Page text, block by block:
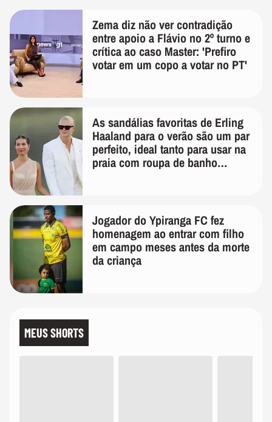
Zema diz não ver contradição
entre apoio a Flávio no 2º turno e
crítica ao caso Master: 'Prefiro
votar em um copo a votar no PT'
As sandálias favoritas de Erling
Haaland para o verão são um par
perfeito, ideal tanto para usar na
praia com roupa de banho
Jogador do Ypiranga FC fez
homenagem ao entrar com filho
em campo meses antes da morte
da criança
MEUS SHORTS